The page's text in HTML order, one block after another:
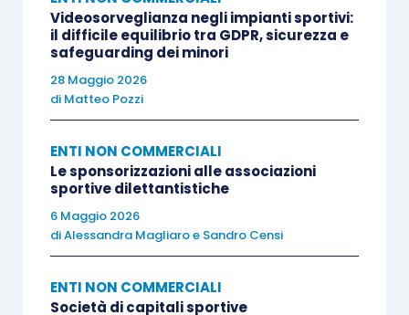
Videosorveglianza negli impianti sportivi:
il difficile equilibrio tra GDPR, sicurezza e
safeguarding dei minori
28 Maggio 2026
di Matteo Pozzi
ENTI NON COMMERCIALI
Le sponsorizzazioni alle associazioni
sportive dilettantistiche
6 Maggio 2026
diAlessandra Magliaroe Sandro Censi
ENTI NON COMMERCIALI
Società di capitali sportive